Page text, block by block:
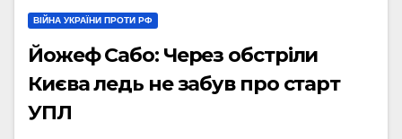
ВІЙНА УКРАЇНИ ПРОТИ РФ
Йожеф Сабо: Через обстріли
Києва ледь не забув про старт
УПЛ